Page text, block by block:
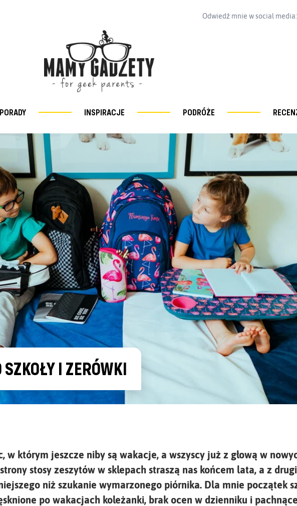
Odwiedź mnie w social media:
PORADY INSPIRACJE PODRÓŻE
I ZERÓWKI
w którym jeszcze niby są wakacje, a wszyscy już z głową w
stosy zeszytów w sklepach straszą nas końcem lata, a z
niż szukanie wymarzonego piórnika. Dla mnie początek
po wakacjach koleżanki, brak ocen w dzienniku i pachnące